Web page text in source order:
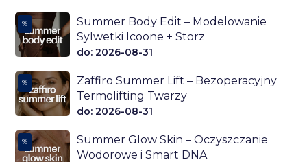
%
Summer Body Edit – Modelowanie
Sylwetki Icoone + Storz
do: 2026-08-31
%
Zaffiro Summer Lift – Bezoperacyjny
Termolifting Twarzy
do: 2026-08-31
%
Summer Glow Skin – Oczyszczanie
Wodorowe i Smart DNA